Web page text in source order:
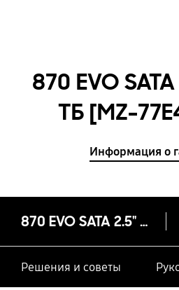
870 EVO
ТБ [MZ-
Информация о
870 EVO SATA 2.5" SSD 4 ТБ
Решения и советы